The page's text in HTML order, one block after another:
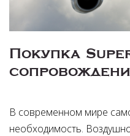
Покупка
В современном мире
необходимость.